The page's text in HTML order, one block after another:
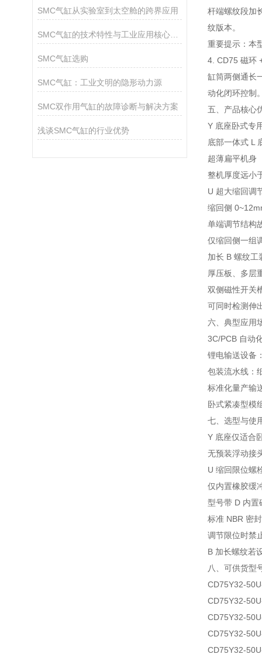
SMC气缸从实验室到太空舱的跨界应用
SMC气缸的技术特性与工业应用核心解析
SMC气缸选购
SMC气缸：工业文明的隐形动力源
SMC双作用气缸的故障诊断与解决方案
浅谈SMC气缸的行业优势
杆端螺纹段加
纹版本。
重要提示：本
4. CD75 磁环
缸筒两侧通长
动化闭环控制
五、产品核心
Y 底座卧式专
底部一体式 L
超薄扁平机身
整机厚度远小
U 超大缩回调
缩回侧
单端调节结构
仅缩回侧一组
加长 B 螺纹工
厚压板、多层
双侧磁性开关
可同时检测伸
六、典型应用
3C/PCB 自动
锂电输送设备
包装流水线：
标准化量产输
卧式紧凑型模
七、选型与使
Y 底座仅适合
无预装浮动接
U 缩回限位螺
仅内置橡胶缓
型号带 D 内置
标准 NBR 密
调节限位时禁
B 加长螺纹若
八、可供货型
CD75Y32-
CD75Y32-
CD75Y32-
CD75Y32-
CD75Y32-